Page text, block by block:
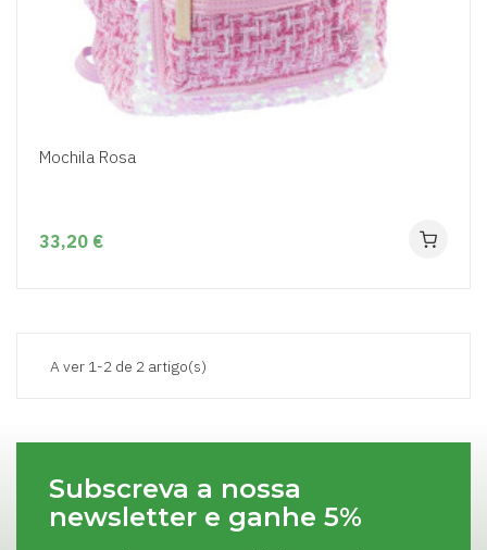
Mochila Rosa
33,20 €
A ver 1-2 de 2 artigo(s)
Subscreva a nossa
newsletter e ganhe 5%